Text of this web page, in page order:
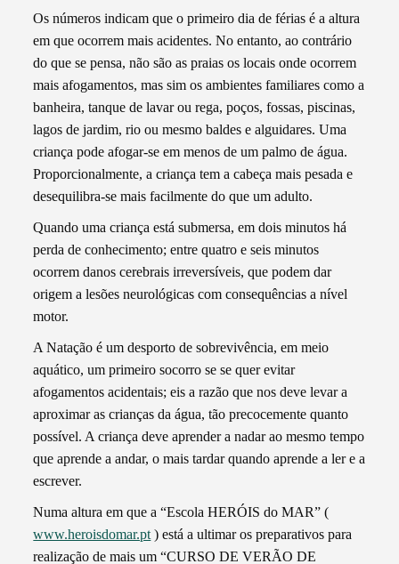
Os números indicam que o primeiro dia de férias é a altura
em que ocorrem mais acidentes. No entanto, ao contrário
do que se pensa, não são as praias os locais onde ocorrem
mais afogamentos, mas sim os ambientes familiares como a
banheira, tanque de lavar ou rega, poços, fossas, piscinas,
lagos de jardim, rio ou mesmo baldes e alguidares. Uma
criança pode afogar-se em menos de um palmo de água.
Proporcionalmente, a criança tem a cabeça mais pesada e
desequilibra-se mais facilmente do que um adulto.
Quando uma criança está submersa, em dois minutos há
perda de conhecimento; entre quatro e seis minutos
ocorrem danos cerebrais irreversíveis, que podem dar
origem a lesões neurológicas com consequências a nível
motor.
A Natação é um desporto de sobrevivência, em meio
aquático, um primeiro socorro se se quer evitar
afogamentos acidentais; eis a razão que nos deve levar a
aproximar as crianças da água, tão precocemente quanto
possível. A criança deve aprender a nadar ao mesmo tempo
que aprende a andar, o mais tardar quando aprende a ler e a
escrever.
Numa altura em que a “Escola HERÓIS do MAR” (
www.heroisdomar.pt ) está a ultimar os preparativos para
realização de mais um “CURSO DE VERÃO DE